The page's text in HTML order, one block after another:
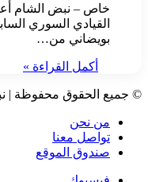
خاص – نبض الشام
القيادي السوري
بويضاني من…
أكمل القراءة »
© جميع الحقوق محفوظة | نبض
من نحن
تواصل معنا
صندوق الموقع